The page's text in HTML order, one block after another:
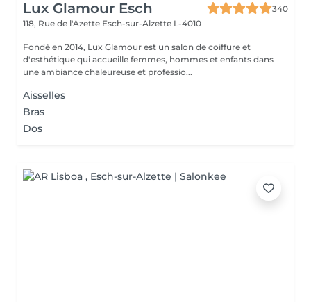
Lux Glamour Esch
340
118, Rue de l'Azette Esch-sur-Alzette L-4010
Fondé en 2014, Lux Glamour est un salon de coiffure et
d'esthétique qui accueille femmes, hommes et enfants dans
une ambiance chaleureuse et professio...
Aisselles
Bras
Dos